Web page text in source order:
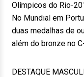
Olímpicos do Rio-
No Mundial em
duas medalhas de
além do bronze no
DESTAQUE